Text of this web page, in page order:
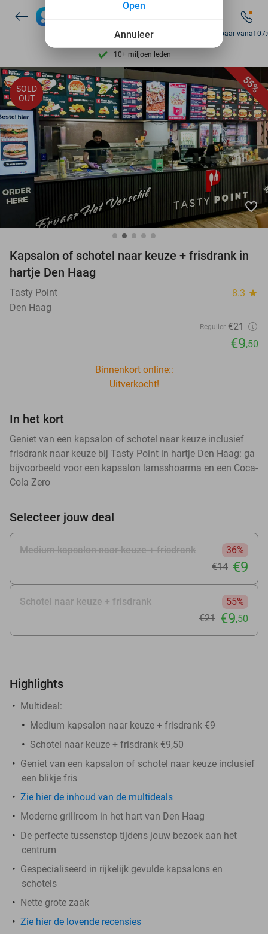
7 dagen per week beschikbaar
10+ miljoen leden
9,4 op basis van
Ontdek 15.000+ deals
7 dagen per week beschikbaar
10+ miljoen leden
Bereikbaar vanaf
55%
SOLD
OUT
favorite_border
Kapsalon of schotel naar keuze + frisdrank in
hartje Den Haag
Tasty Point 8.3 star
Den Haag
Regulier €21
€9,50
Binnenkort online::
Uitverkocht!
In het kort
Geniet van een kapsalon of schotel naar keuze inclusief
frisdrank naar keuze bij Tasty Point in hartje Den Haag: ga
bijvoorbeeld voor een kapsalon lamsshoarma en een Coca-
Cola Zero
Selecteer jouw deal
Medium kapsalon naar keuze + frisdrank
36%
€14 €9
Schotel naar keuze + frisdrank
55%
€21 €9,50
Highlights
Multideal:
Medium kapsalon naar keuze + frisdrank €9
Schotel naar keuze + frisdrank €9,50
Geniet van een kapsalon of schotel naar keuze inclusief
een blikje fris
Zie hier de inhoud van de multideals
Moderne grillroom in het hart van Den Haag
De perfecte tussenstop tijdens jouw bezoek aan het
centrum
Gespecialiseerd in rijkelijk gevulde kapsalons en
schotels
Nette grote zaak
Zie hier de lovende recensies
Annuleer
Open